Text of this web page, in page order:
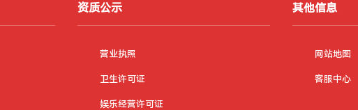
资质公示
营业执照
卫生许可证
娱乐经营许可证
其他信息
网站地图
客服中心